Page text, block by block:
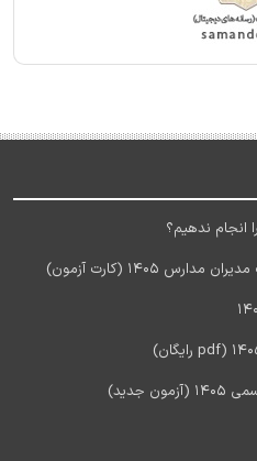
انجام ندهیم؟
1405 (کارت آزمون)